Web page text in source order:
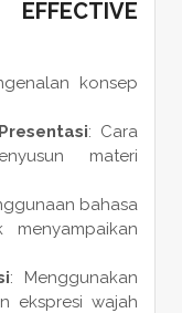
konsep
: Cara
materi
bahasa
: Menggunakan
ekspresi wajah